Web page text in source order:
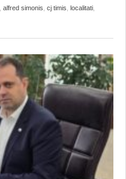
alfred simonis cj timis localitati